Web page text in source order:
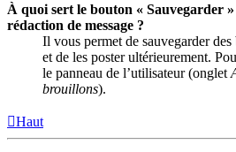
À quoi sert le bouton « Sauvegarder
rédaction de message ?
Il vous permet de sauvegarder
et de les poster ultérieurement.
le panneau de l’utilisateur (onglet
brouillons).
Haut